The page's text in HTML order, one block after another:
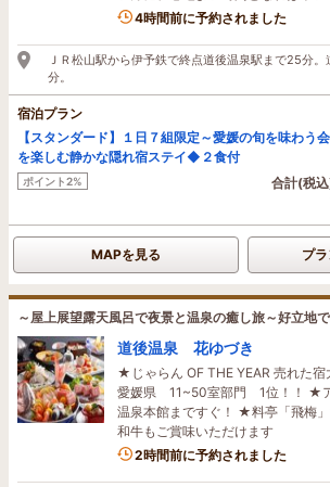
4時間前に予約されました
ＪＲ松山駅から伊予鉄で終点道後温泉駅まで25分
分。
宿泊プラン
【スタンダード】１日７組限定～愛媛の旬を味わう
を楽しむ静かな隠れ宿ステイ◆２食付
ポイント2% 合計(税
MAPを見る プ
～屋上展望露天風呂で夜景と温泉の癒し旅～好立地
道後温泉 花ゆづき
★じゃらん OF THE YEAR 売れた
愛媛県 11~50室部門 1位！！ ★
温泉本館まですぐ！ ★料亭「飛梅
和牛もご賞味いただけます
1名がこの宿を見ています
2時間前に予約されました